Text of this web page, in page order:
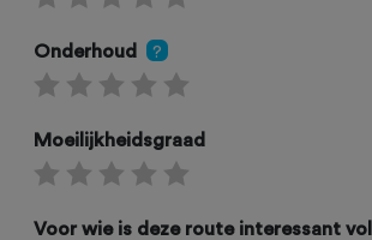
Onderhoud ?
Moeilijkheidsgraad
Voor wie is deze route interessant